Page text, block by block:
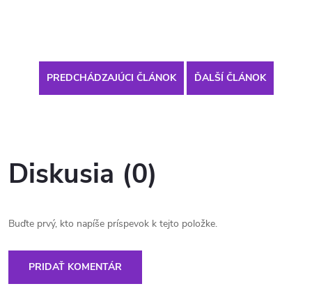
PREDCHÁDZAJÚCI ČLÁNOK ĎALŠÍ ČLÁNOK
Diskusia (0)
Buďte prvý, kto napíše príspevok k tejto položke.
PRIDAŤ KOMENTÁR